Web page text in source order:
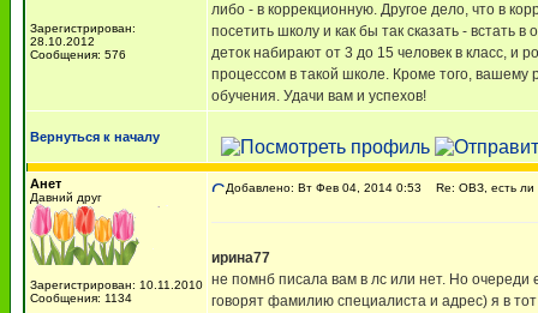
Зарегистрирован:
28.10.2012
Сообщения: 576
либо - в коррекционную. Другое дело, что в
посетить школу и как бы так сказать -
деток набирают от 3 до 15 человек в класс, и
процессом в такой школе. Кроме того,
обучения. Удачи вам и успехов!
Вернуться к началу
Анет
Давний друг
Зарегистрирован: 10.11.2010
Сообщения: 1134
Добавлено: Вт Фев 04, 2014 0:53 Re: ОВЗ, есть ли
ирина77
не помнб писала вам в лс или нет. Но
говорят фамилию специалиста и адрес) я в